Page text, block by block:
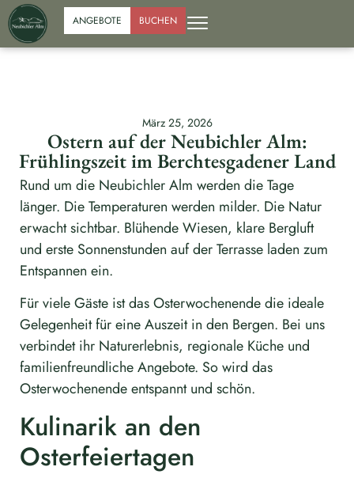
ANGEBOTE BUCHEN
März 25, 2026
Ostern auf der Neubichler Alm:
Frühlingszeit im Berchtesgadener Land
Rund um die Neubichler Alm werden die Tage
länger. Die Temperaturen werden milder. Die Natur
erwacht sichtbar. Blühende Wiesen, klare Bergluft
und erste Sonnenstunden auf der Terrasse laden zum
Entspannen ein.
Für viele Gäste ist das Osterwochenende die ideale
Gelegenheit für eine Auszeit in den Bergen. Bei uns
verbindet ihr Naturerlebnis, regionale Küche und
familienfreundliche Angebote. So wird das
Osterwochenende entspannt und schön.
Kulinarik an den
Osterfeiertagen